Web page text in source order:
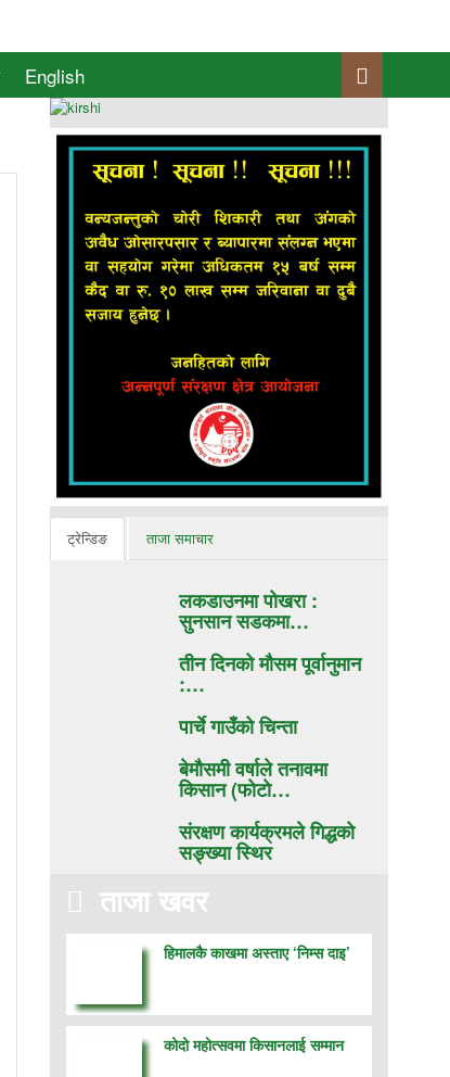
English
ट्रेन्डिङ ताजा समाचार
लकडाउनमा पोखरा :
सुनसान सडकमा…
तीन दिनको मौसम पूर्वानुमान
:…
पार्चे गाउँको चिन्ता
बेमौसमी वर्षाले तनावमा
किसान (फाेटाे…
संरक्षण कार्यक्रमले गिद्धको
सङ्ख्या स्थिर
ताजा खवर
हिमालकै काखमा अस्ताए ‘निम्स दाइ’
कोदो महोत्सवमा किसानलाई सम्मान